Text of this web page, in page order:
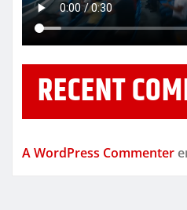
RECENT
A WordPress Commenter